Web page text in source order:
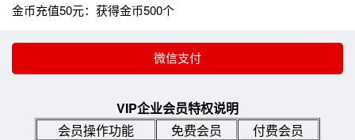
金币充值50元：获得金币500个
VIP企业会员特权说明
会员操作功能
免费会员
付费会员